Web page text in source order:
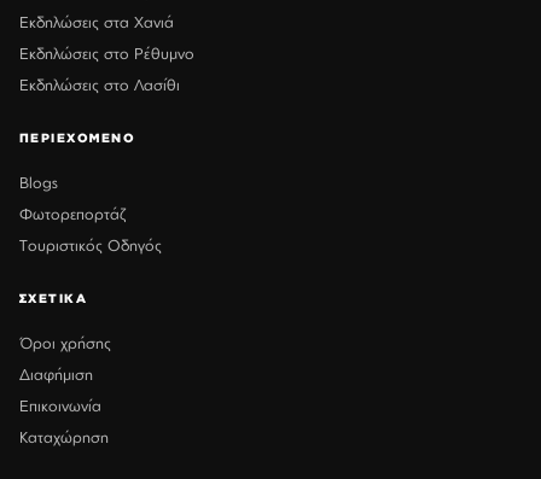
Εκδηλώσεις στα Χανιά
Εκδηλώσεις στο Ρέθυμνο
Εκδηλώσεις στο Λασίθι
ΠΕΡΙΕΧΟΜΕΝΟ
Blogs
Φωτορεπορτάζ
Τουριστικός Οδηγός
ΣΧΕΤΙΚΑ
Όροι χρήσης
Διαφήμιση
Επικοινωνία
Καταχώρηση